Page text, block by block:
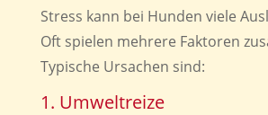
Stress kann bei Hunden viele
Oft spielen mehrere Faktoren
Typische Ursachen sind:
1. Umweltreize